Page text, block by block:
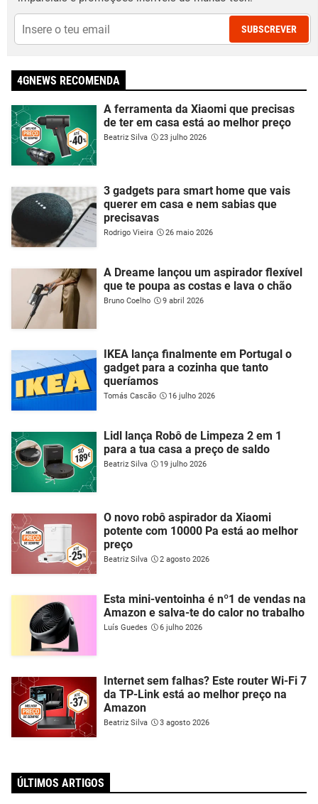
SUBSCREVER
4GNEWS RECOMENDA
A ferramenta da Xiaomi que precisas
de ter em casa está ao melhor preço
Beatriz Silva 23 julho 2026
3 gadgets para smart home que vais
querer em casa e nem sabias que
precisavas
Rodrigo Vieira 26 maio 2026
A Dreame lançou um aspirador flexível
que te poupa as costas e lava o chão
Bruno Coelho 9 abril 2026
IKEA lança finalmente em Portugal o
gadget para a cozinha que tanto
queríamos
Tomás Cascão 16 julho 2026
Lidl lança Robô de Limpeza 2 em 1
para a tua casa a preço de saldo
Beatriz Silva 19 julho 2026
O novo robô aspirador da Xiaomi
potente com 10000 Pa está ao melhor
preço
Beatriz Silva 2 agosto 2026
Esta mini-ventoinha é nº1 de vendas na
Amazon e salva-te do calor no trabalho
Luís Guedes 6 julho 2026
Internet sem falhas? Este router Wi-Fi 7
da TP-Link está ao melhor preço na
Amazon
Beatriz Silva 3 agosto 2026
ÚLTIMOS ARTIGOS